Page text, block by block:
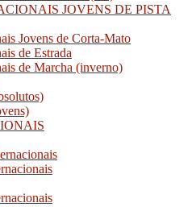
JOVENS DE PISTA
Jovens de Corta-Mato
de Estrada
de Marcha (inverno)